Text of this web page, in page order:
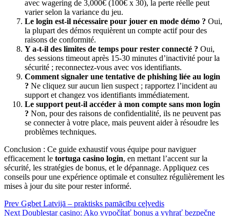
avec wagering de 3,000€ (100€ x 30), la perte réelle peut
varier selon la variance du jeu.
Le login est-il nécessaire pour jouer en mode démo ? Oui,
la plupart des démos requièrent un compte actif pour des
raisons de conformité.
Y a-t-il des limites de temps pour rester connecté ? Oui,
des sessions timeout après 15-30 minutes d’inactivité pour la
sécurité ; reconnectez-vous avec vos identifiants.
Comment signaler une tentative de phishing liée au login
? Ne cliquez sur aucun lien suspect ; rapportez l’incident au
support et changez vos identifiants immédiatement.
Le support peut-il accéder à mon compte sans mon login
? Non, pour des raisons de confidentialité, ils ne peuvent pas
se connecter à votre place, mais peuvent aider à résoudre les
problèmes techniques.
Conclusion : Ce guide exhaustif vous équipe pour naviguer
efficacement le tortuga casino login, en mettant l’accent sur la
sécurité, les stratégies de bonus, et le dépannage. Appliquez ces
conseils pour une expérience optimale et consultez régulièrement les
mises à jour du site pour rester informé.
Post
Prev Ggbet Latvijā – praktisks pamācību ceļvedis
Next Doublestar casino: Ako vypočítať bonus a vyhrať bezpečne